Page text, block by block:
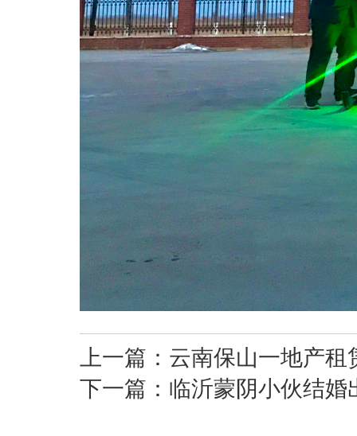
上一篇： 云南保山一地产租
下一篇： 临沂蒙阴小伙结婚